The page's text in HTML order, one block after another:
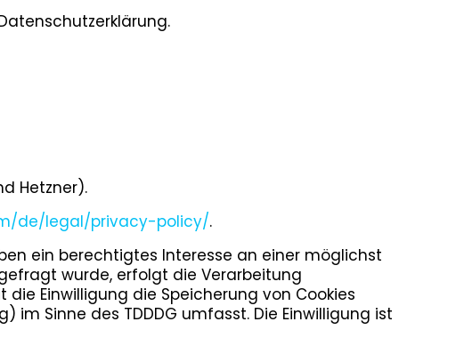
Hetzner).
de/legal/privacy-policy/.
ein berechtigtes Interesse an einer möglichst
wurde, erfolgt die Verarbeitung
die Einwilligung die Speicherung von Cookies
Sinne des TDDDG umfasst. Die Einwilligung ist